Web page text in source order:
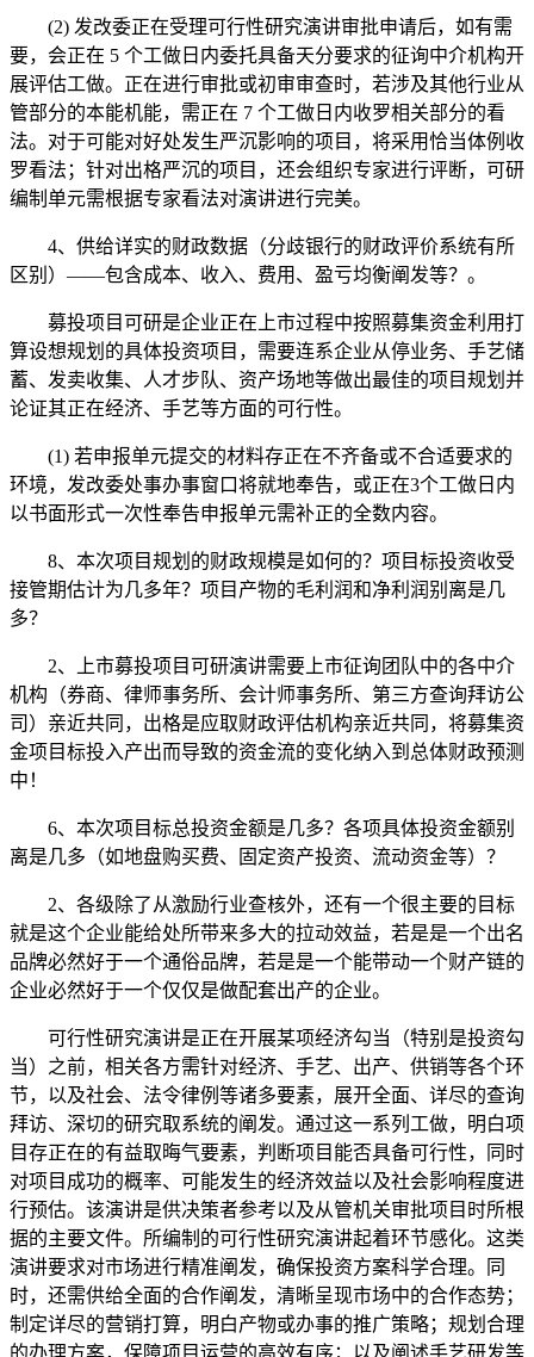
(2) 发改委正在受理可行性研究演讲审批申请后，如有需
要，会正在 5 个工做日内委托具备天分要求的征询中介机构开
展评估工做。正在进行审批或初审审查时，若涉及其他行业从
管部分的本能机能，需正在 7 个工做日内收罗相关部分的看
法。对于可能对好处发生严沉影响的项目，将采用恰当体例收
罗看法；针对出格严沉的项目，还会组织专家进行评断，可研
编制单元需根据专家看法对演讲进行完美。
4、供给详实的财政数据（分歧银行的财政评价系统有所
区别）——包含成本、收入、费用、盈亏均衡阐发等？。
募投项目可研是企业正在上市过程中按照募集资金利用打
算设想规划的具体投资项目，需要连系企业从停业务、手艺储
蓄、发卖收集、人才步队、资产场地等做出最佳的项目规划并
论证其正在经济、手艺等方面的可行性。
(1) 若申报单元提交的材料存正在不齐备或不合适要求的
环境，发改委处事办事窗口将就地奉告，或正在3个工做日内
以书面形式一次性奉告申报单元需补正的全数内容。
8、本次项目规划的财政规模是如何的？项目标投资收受
接管期估计为几多年？项目产物的毛利润和净利润别离是几
多？
2、上市募投项目可研演讲需要上市征询团队中的各中介
机构（券商、律师事务所、会计师事务所、第三方查询拜访公
司）亲近共同，出格是应取财政评估机构亲近共同，将募集资
金项目标投入产出而导致的资金流的变化纳入到总体财政预测
中！
6、本次项目标总投资金额是几多？各项具体投资金额别
离是几多（如地盘购买费、固定资产投资、流动资金等）？
2、各级除了从激励行业查核外，还有一个很主要的目标
就是这个企业能给处所带来多大的拉动效益，若是是一个出名
品牌必然好于一个通俗品牌，若是是一个能带动一个财产链的
企业必然好于一个仅仅是做配套出产的企业。
可行性研究演讲是正在开展某项经济勾当（特别是投资勾
当）之前，相关各方需针对经济、手艺、出产、供销等各个环
节，以及社会、法令律例等诸多要素，展开全面、详尽的查询
拜访、深切的研究取系统的阐发。通过这一系列工做，明白项
目存正在的有益取晦气要素，判断项目能否具备可行性，同时
对项目成功的概率、可能发生的经济效益以及社会影响程度进
行预估。该演讲是供决策者参考以及从管机关审批项目时所根
据的主要文件。所编制的可行性研究演讲起着环节感化。这类
演讲要求对市场进行精准阐发，确保投资方案科学合理。同
时，还需供给全面的合作阐发，清晰呈现市场中的合作态势；
制定详尽的营销打算，明白产物或办事的推广策略；规划合理